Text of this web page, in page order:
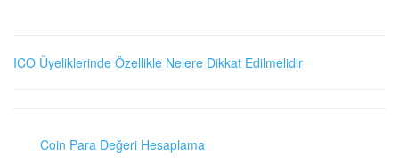
ICO Üyeliklerinde Özellikle Nelere Dikkat Edilmelidir
Coin Para Değeri Hesaplama